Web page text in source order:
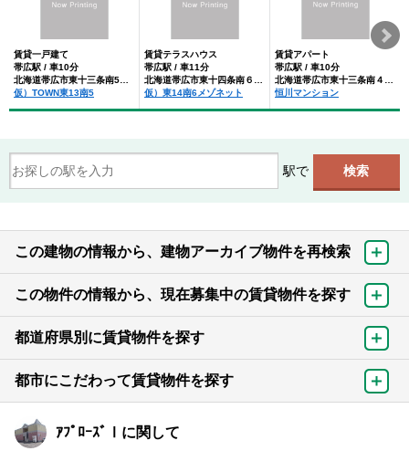
賃貸一戸建て
帯広駅 / 車10分
仮）TOWN東13南5
賃貸テラスハウス
帯広駅 / 車11分
仮）東14南6メゾネット
賃貸アパート
帯広駅 / 車10分
恒川マンション
駅で
この建物の情報から、建物アーカイブ物件を再検索
この物件の情報から、現在募集中の賃貸物件を探す
都道府県別に賃貸物件を探す
都市にこだわって賃貸物件を探す
ｱﾌﾟﾛｰｽﾞⅠに関して